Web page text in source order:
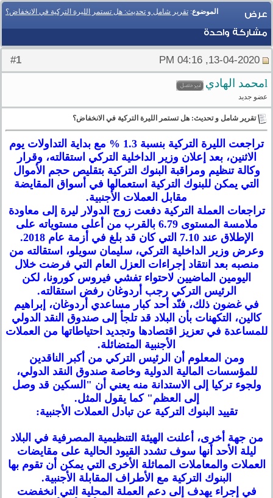
الموضوع: تقرير شامل و تحديث: هل تستمر الليرة التركية في الانخفاض؟
عرض
مشاركة واحدة
1
lمحمد الهادي
عضو جديد
تقرير شامل و تحديث: هل تستمر الليرة التركية في الانخفاض؟
تراجعت الليرة التركية بنسبة 1.3 % مع بداية التداولات يوم
الاثنين، بعد إعلان وزير الداخلية التركي استقالته، وقرار
وكالة تنظيم ومراقبة البنوك التركية بتقليص حجم الأموال
التي يمكن للبنوك التركية استعمالها في أسواق المقايضة
مقابل العملات الأجنبية.
تراجعات العملة التركية دفعت زوج الدولار ليرة إلى معاودة
ملامسة المستوى 6.79 بالقرب من أعلى مستوياته على
الإطلاق عند 7.10 التي كان قد بلغ في أزمة عام 2018.
وعرض وزير الداخلية التركي، سليمان سويلو، استقالته من
منصبه بعد انتقاد إجراءات العزل العام التي فرضت خلال
اليومين الماضيين لاحتواء تفشي فيروس كورونا، لكن
الرئيس التركي رجب أردوغان رفض استقالته.
في غضون ذلك، فنّد أحد كبار مساعدي أردوغان، إبراهيم
كالين، التكهنات بأن البلاد قد تلجأ إلى صندوق النقد الدولي
للمساعدة في تعزيز اقتصادها وتجديد احتياطاتها من العملات
الأجنبية المتضائلة.
ومن المعلوم أن الرئيس التركي من أكبر الناقدين
للمؤسسات المالية الدولية وخاصة صندوق النقد الدولي،
ولجوء تركيا إلى الاستدانة منه يعني أن "السكين قد وصل
إلى العظم" كما يقول المثل.
تقييد البنوك التركية عن تبادل العملات الأجنبية:
من جهة أخرى، أعلنت الهيئة التنظيمية المصرفية في البلاد
ليلة الأحد أنها سوف تشدد القيود الحالية على مقايضات
العملات والمعاملات المماثلة الأخرى التي يمكن أن تقوم بها
البنوك التركية مع الأطراف المقابلة الأجنبية.
في إجراء يهدف إلى دعم العملة المحلية التي انخفضت